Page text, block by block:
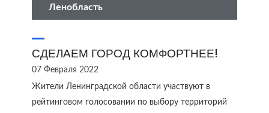
Ленобласть
СДЕЛАЕМ ГОРОД КОМФОРТНЕЕ!
07 Февраля 2022
Жители Ленинградской области участвуют в
рейтинговом голосовании по выбору территорий